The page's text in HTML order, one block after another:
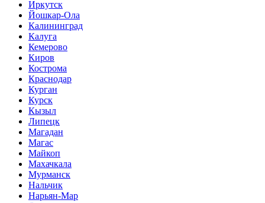
Иркутск
Йошкар-Ола
Калининград
Калуга
Кемерово
Киров
Кострома
Краснодар
Курган
Курск
Кызыл
Липецк
Магадан
Магас
Майкоп
Махачкала
Мурманск
Нальчик
Нарьян-Мар